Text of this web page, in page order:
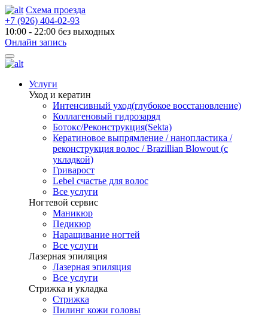
Схема проезда
+7 (926) 404-02-93
10:00 - 22:00 без выходных
Онлайн запись
Услуги
Уход и кератин
Интенсивный уход(глубокое восстановление)
Коллагеновый гидрозаряд
Ботокс/Реконструкция(Sekta)
Кератиновое выпрямление / нанопластика /
реконструкция волос / Brazillian Blowout (с
укладкой)
Гриварост
Lebel счастье для волос
Все услуги
Ногтевой сервис
Маникюр
Педикюр
Наращивание ногтей
Все услуги
Лазерная эпиляция
Лазерная эпиляция
Все услуги
Стрижка и укладка
Стрижка
Пилинг кожи головы